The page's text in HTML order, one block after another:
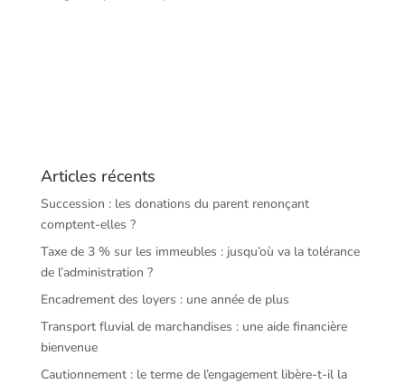
Articles récents
Succession : les donations du parent renonçant
comptent-elles ?
Taxe de 3 % sur les immeubles : jusqu’où va la tolérance
de l’administration ?
Encadrement des loyers : une année de plus
Transport fluvial de marchandises : une aide financière
bienvenue
Cautionnement : le terme de l’engagement libère-t-il la